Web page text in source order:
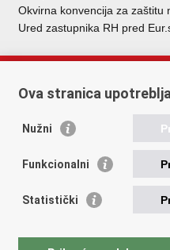
Okvirna konvencija za zaštitu
Ured zastupnika RH pred
Ova stranica
Nužni
Funkcionalni
Statistički